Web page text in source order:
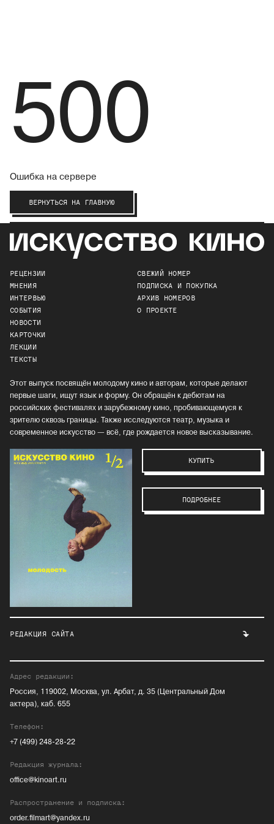
500
Ошибка на сервере
ВЕРНУТЬСЯ НА ГЛАВНУЮ
РЕЦЕНЗИИ
МНЕНИЯ
ИНТЕРВЬЮ
СОБЫТИЯ
НОВОСТИ
КАРТОЧКИ
ЛЕКЦИИ
ТЕКСТЫ
СВЕЖИЙ НОМЕР
ПОДПИСКА И ПОКУПКА
АРХИВ НОМЕРОВ
О ПРОЕКТЕ
Этот выпуск посвящён молодому кино и авторам, которые делают
первые шаги, ищут язык и форму. Он обращён к дебютам на
российских фестивалях и зарубежному кино, пробивающемуся к
зрителю сквозь границы. Также исследуются театр, музыка и
современное искусство — всё, где рождается новое высказывание.
КУПИТЬ
ПОДРОБНЕЕ
РЕДАКЦИЯ САЙТА
Адрес редакции:
Россия, 119002, Москва, ул. Арбат, д. 35 (Центральный Дом
актера), каб. 655
Телефон:
+7 (499) 248-28-22
Редакция журнала:
office@kinoart.ru
Распространение и подписка:
order.filmart@yandex.ru